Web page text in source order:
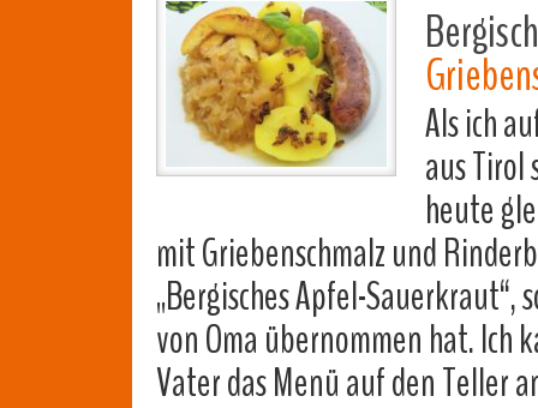
Als ich
aus Tirol
heute
mit Griebenschmalz und
„Bergisches Apfel-Sauerkraut“,
von Oma übernommen hat. Ich
Vater das Menü auf den Teller